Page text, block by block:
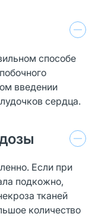
способе
введении
сердца.
Если при
подкожно,
тканей
количество